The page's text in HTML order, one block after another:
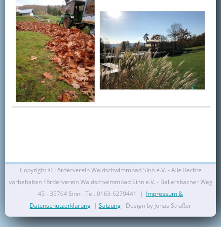
Kontakt
Mitglied werden
Copyright © Förderverein Waldschwimmbad Sinn e.V. - Alle Rechte
vorbehalten Förderverein Waldschwimmbad Sinn e.V. - Ballersbacher Weg
45 - 35764 Sinn - Tel. 0163-6279441 | Impressum &
Datenschutzerklärung | Satzung- Design by Jonas Sträßer